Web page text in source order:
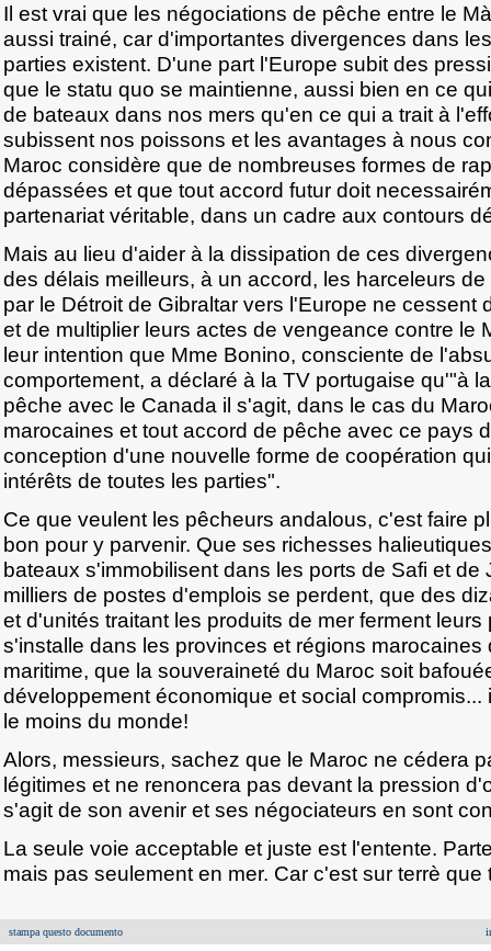
Il est vrai que les négociations de pêche entre le
aussi trainé, car d'importantes divergences dans
parties existent. D'une part l'Europe subit des
que le statu quo se maintienne, aussi bien en ce
de bateaux dans nos mers qu'en ce qui a trait à
subissent nos poissons et les avantages à nous
Maroc considère que de nombreuses formes de
dépassées et que tout accord futur doit
partenariat véritable, dans un cadre aux contours
Mais au lieu d'aider à la dissipation de ces
des délais meilleurs, à un accord, les harceleurs
par le Détroit de Gibraltar vers l'Europe ne cessent
et de multiplier leurs actes de vengeance contre le
leur intention que Mme Bonino, consciente de
comportement, a déclaré à la TV portugaise qu'"à
pêche avec le Canada il s'agit, dans le cas du
marocaines et tout accord de pêche avec ce pays
conception d'une nouvelle forme de coopération
intérêts de toutes les parties".
Ce que veulent les pêcheurs andalous, c'est faire
bon pour y parvenir. Que ses richesses
bateaux s'immobilisent dans les ports de Safi et de
milliers de postes d'emplois se perdent, que des
et d'unités traitant les produits de mer ferment
s'installe dans les provinces et régions
maritime, que la souveraineté du Maroc soit
développement économique et social
le moins du monde!
Alors, messieurs, sachez que le Maroc ne cédera
légitimes et ne renoncera pas devant la pression
s'agit de son avenir et ses négociateurs en sont
La seule voie acceptable et juste est l'entente.
mais pas seulement en mer. Car c'est sur terrè que
stampa questo documento